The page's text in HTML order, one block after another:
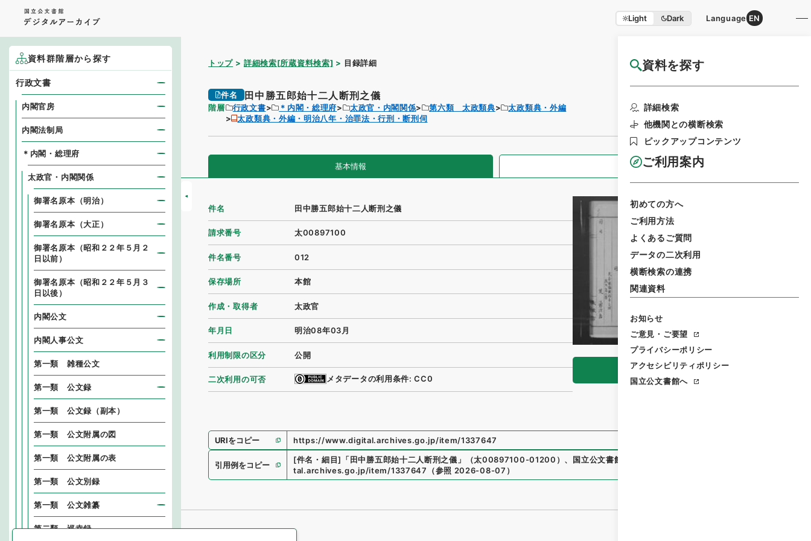
Light Dark Language EN
資料を探す
詳細検索
他機関との横断検索
ピックアップコンテンツ
ご利用案内
初めての方へ
ご利用方法
よくあるご質問
データの二次利用
横断検索の連携
関連資料
お知らせ
ご意見・ご要望
プライバシーポリシー
アクセシビリティポリシー
国立公文書館へ
トップ 詳細検索[所蔵資料検索] 目録詳細 国立公文書館HP利用案内
件名 田中勝五郎始十二人断刑之儀
階層 行政文書 ＊内閣・総理府 太政官・内閣関係 第六類 太政類典
太政類典・外編
太政類典・外編・明治八年・治罪法・行刑・断刑伺
基本情報 全ての情報
閲覧
件名 田中勝五郎始十二人断刑之儀
請求番号 太00897100
件名番号 012
保存場所 本館
作成・取得者 太政官
年月日 明治08年03月
利用制限の区分 公開
二次利用の可否 メタデータの利用条件: CC0
URIをコピー https://www.digital.archives.go.jp/item/1337647
引用例をコピー
[件名・細目] 「田中勝五郎始十二人断刑之儀 」 （太00897100-01200 ） 、 国立公文書館デジタルアーカイブ
tal.archives.go.jp/item/1337647
（参照 2026-08-07 ）
資料群階層から探す
行政文書
内閣官房
内閣法制局
＊内閣・総理府
太政官・内閣関係
御署名原本（明治）
御署名原本（大正）
御署名原本（昭和２２年５月２
日以前）
御署名原本（昭和２２年５月３
日以後）
内閣公文
内閣人事公文
第一類 雑種公文
第一類 公文録
第一類 公文録（副本）
第一類 公文附属の図
第一類 公文附属の表
第一類 公文別録
第一類 公文雑纂
第二類 巡幸録